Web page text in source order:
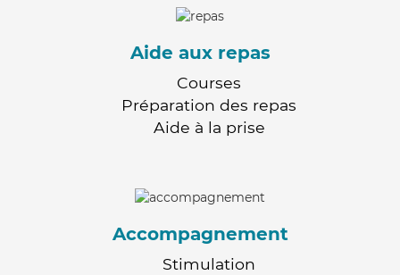
Aide aux repas
Courses
Préparation des repas
Aide à la prise
Accompagnement
Stimulation